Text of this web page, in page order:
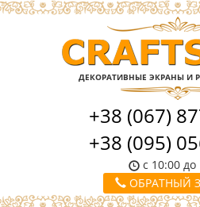
ДЕКОРАТИВНЫЕ ЭКРАНЫ И
+38 (067)
+38 (095)
с 10:00 до
ОБРАТНЫЙ